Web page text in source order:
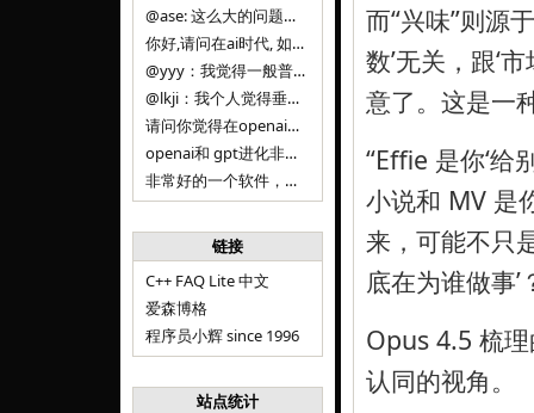
@ase: 这么大的问题，我觉得我并没有答案。又或者说，每个人（公司）有自己的答案。
你好,请问在ai时代, 如何做软件. 是像以前那样,先构建软件的功能界面和服务,比如Office,嘀嘀打车,airbnb那样的界面
@yyy：我觉得一般普通人（非技术类以及非AI专业领域的人）会接触到的大语言模型肯定是大厂的超级模型。开源模型以后会更多被用在垂直
@lkji：我个人觉得垂直模型会自成一条发展线路的。AI 落地实际应用，一定还是垂直领域会更多。只是，垂直领域每个领域都不大，所以
请问你觉得在openai大语言模型一日千里的情况下，人们还需要去了解学习理解使用开源模型吗，还是说只需要使用openai的大语言模
openai和 gpt进化非常快， 还有垂直模型的机会吗
非常好的一个软件，恭喜。
链接
C++ FAQ Lite 中文
爱森博格
程序员小辉 since 1996
站点统计
而“兴味”则源
数’无关，跟‘
意了。这是一
“Effie 是你‘给
小说和 MV 是
来，可能不只
底在为谁做事’
Opus 4.5 梳
认同的视角。